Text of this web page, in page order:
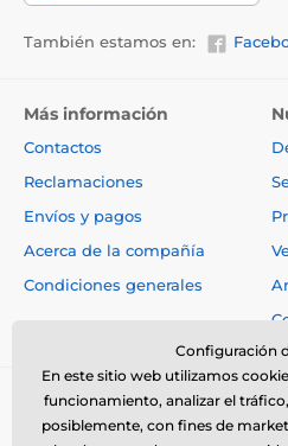
También estamos en:
Más información
Contactos
Reclamaciones
Envíos y pagos
Acerca de la compañía
Condiciones generales
Configuración
En este sitio web utilizamos
funcionamiento, analizar el
posiblemente, con fines de